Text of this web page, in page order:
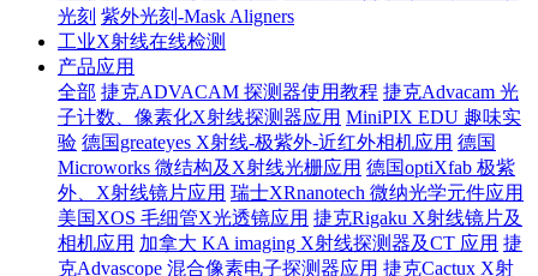
光刻 紫外光刻-Mask Aligners
工业X射线在线检测
产品应用
全部 捷克ADVACAM 探测器使用教程 捷克Advacam 光
子计数、像素化X射线探测器应用 MiniPIX EDU 趣味实
验 德国greateyes X射线-极紫外-近红外相机应用 德国
Microworks 微结构及X射线光栅应用 德国optiXfab 极紫
外、X射线镜片应用 瑞士XRnanotech 微纳光学元件应用
美国XOS 毛细管X光透镜应用 捷克Rigaku X射线镜片及
相机应用 加拿大 KA imaging X射线探测器及CT 应用 捷
克Advascope 混合像素电子探测器应用 捷克Cactux X射